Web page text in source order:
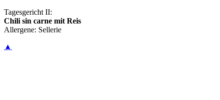
Tagesgericht II:
Chili sin carne mit Reis
Allergene: Sellerie
▲